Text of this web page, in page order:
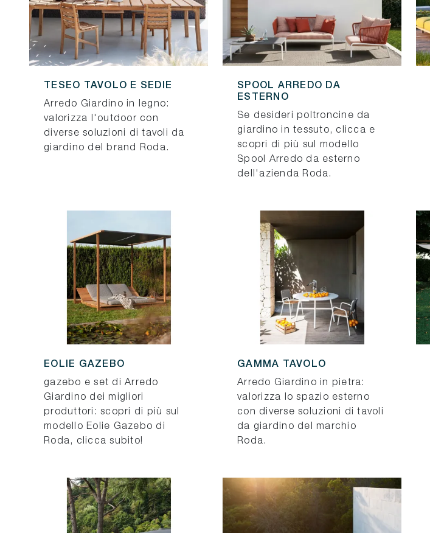
TESEO TAVOLO E SEDIE
Arredo Giardino in legno:
valorizza l'outdoor con
diverse soluzioni di tavoli da
giardino del brand Roda.
SPOOL ARREDO DA
ESTERNO
Se desideri poltroncine da
giardino in tessuto, clicca e
scopri di più sul modello
Spool Arredo da esterno
dell'azienda Roda.
EOLIE GAZEBO
gazebo e set di Arredo
Giardino dei migliori
produttori: scopri di più sul
modello Eolie Gazebo di
Roda, clicca subito!
GAMMA TAVOLO
Arredo Giardino in pietra:
valorizza lo spazio esterno
con diverse soluzioni di tavoli
da giardino del marchio
Roda.